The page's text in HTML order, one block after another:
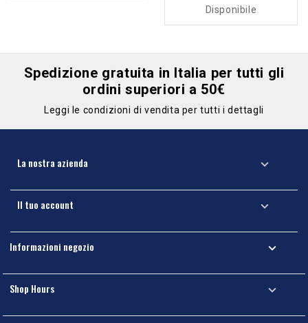
Disponibile
Spedizione gratuita in Italia per tutti gli
ordini superiori a 50€
Leggi le condizioni di vendita per tutti i dettagli
La nostra azienda 
Il tuo account 
Informazioni negozio 
Shop Hours 